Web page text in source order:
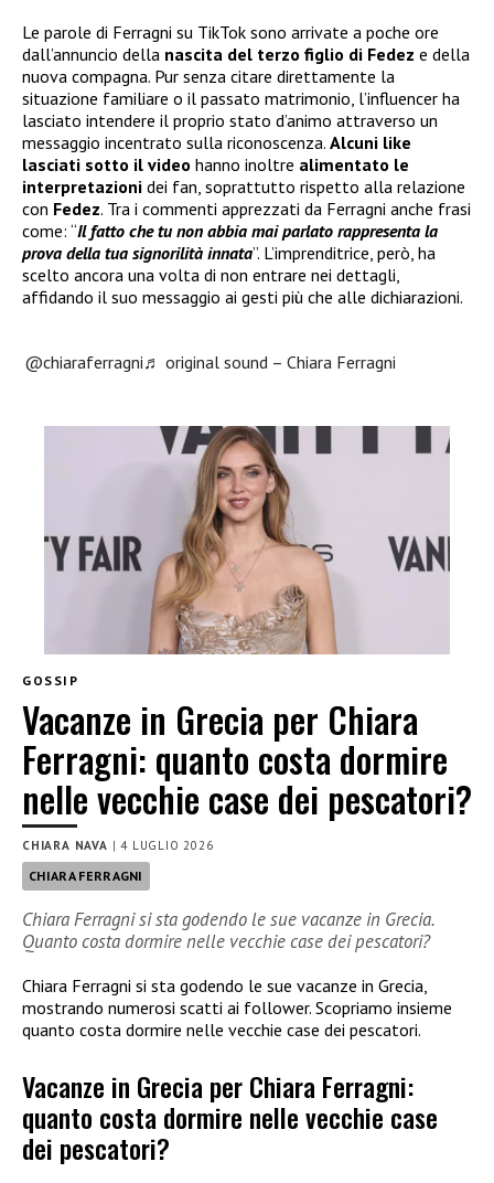
Le parole di Ferragni su TikTok sono arrivate a poche ore
dall’annuncio della nascita del terzo figlio di Fedez e della
nuova compagna. Pur senza citare direttamente la
situazione familiare o il passato matrimonio, l’influencer ha
lasciato intendere il proprio stato d’animo attraverso un
messaggio incentrato sulla riconoscenza. Alcuni like
lasciati sotto il video hanno inoltre alimentato le
interpretazioni dei fan, soprattutto rispetto alla relazione
con Fedez. Tra i commenti apprezzati da Ferragni anche frasi
come: “Il fatto che tu non abbia mai parlato rappresenta la
prova della tua signorilità innata”. L’imprenditrice, però, ha
scelto ancora una volta di non entrare nei dettagli,
affidando il suo messaggio ai gesti più che alle dichiarazioni.
@chiaraferragni♬ original sound – Chiara Ferragni
GOSSIP
Vacanze in Grecia per Chiara
Ferragni: quanto costa dormire
nelle vecchie case dei pescatori?
CHIARA NAVA |4 LUGLIO 2026
CHIARA FERRAGNI
Chiara Ferragni si sta godendo le sue vacanze in Grecia.
Quanto costa dormire nelle vecchie case dei pescatori?
Chiara Ferragni si sta godendo le sue vacanze in Grecia,
mostrando numerosi scatti ai follower. Scopriamo insieme
quanto costa dormire nelle vecchie case dei pescatori.
Vacanze in Grecia per Chiara Ferragni:
quanto costa dormire nelle vecchie case
dei pescatori?